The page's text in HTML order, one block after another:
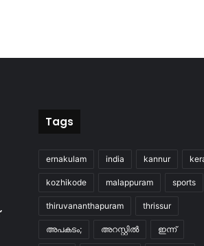
Tags
ernakulam india kannur
kozhikode malappuram sports
thiruvananthapuram thrissur
അപകടം; അറസ്റ്റിൽ ഇന്ന്